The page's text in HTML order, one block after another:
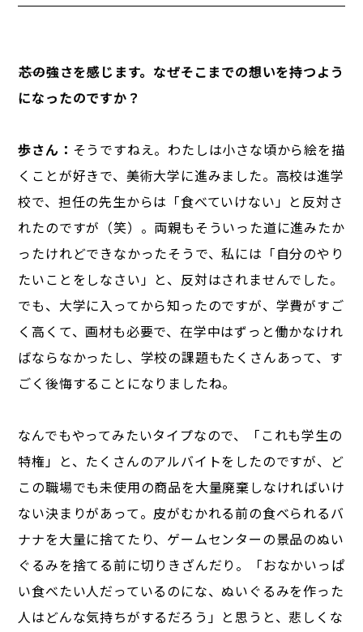
――芯の強さを感じます。なぜそこまでの想いを持つよう
になったのですか？
歩さん： そうですねえ。わたしは小さな頃から絵を描
くことが好きで、美術大学に進みました。高校は進学
校で、担任の先生からは「食べていけない」と反対さ
れたのですが（笑）。両親もそういった道に進みたか
ったけれどできなかったそうで、私には「自分のやり
たいことをしなさい」と、反対はされませんでした。
でも、大学に入ってから知ったのですが、学費がすご
く高くて、画材も必要で、在学中はずっと働かなけれ
ばならなかったし、学校の課題もたくさんあって、す
ごく後悔することになりましたね。
なんでもやってみたいタイプなので、「これも学生の
特権」と、たくさんのアルバイトをしたのですが、ど
この職場でも未使用の商品を大量廃棄しなければいけ
ない決まりがあって。皮がむかれる前の食べられるバ
ナナを大量に捨てたり、ゲームセンターの景品のぬい
ぐるみを捨てる前に切りきざんだり。「おなかいっぱ
い食べたい人だっているのにな、ぬいぐるみを作った
人はどんな気持ちがするだろう」と思うと、悲しくな